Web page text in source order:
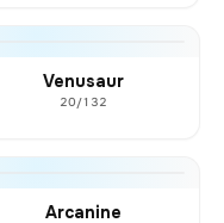
Venusaur
20/132
Arcanine